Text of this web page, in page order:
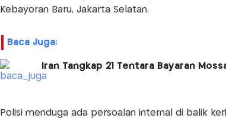
Kebayoran Baru, Jakarta Selatan.
Baca Juga:
Iran Tangkap 21 Tentara Bayaran
Polisi menduga ada persoalan internal di balik